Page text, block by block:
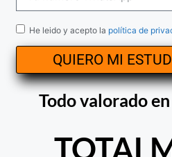
He leido y acepto la política de
QUIERO MI
Todo valorado